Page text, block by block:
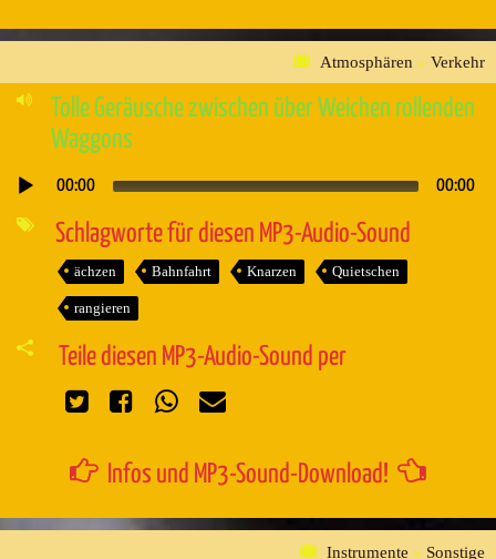
Atmosphären » Verkehr
Tolle Geräusche zwischen über Weichen rollenden
Waggons
Audio-
00:00 00:00
Schlagworte für diesen MP3-Audio-Sound
ächzen Bahnfahrt Knarzen Quietschen
rangieren
Teile diesen MP3-Audio-Sound per
Infos und MP3-Sound-Download!
Instrumente » Sonstige